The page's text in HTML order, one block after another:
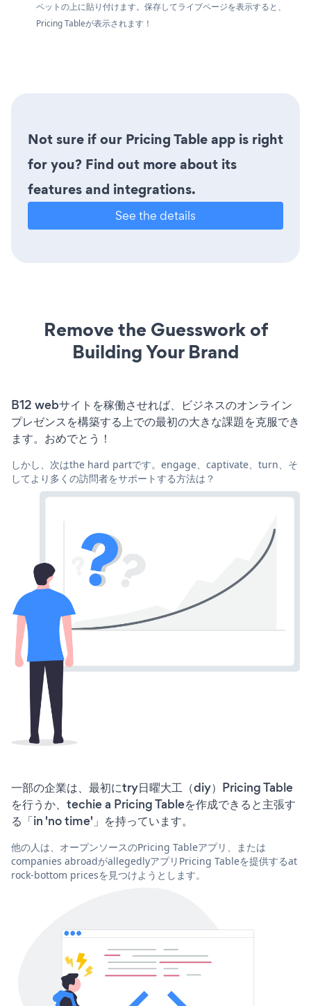
ペットの上に貼り付けます。保存してライブページを表示すると、
Pricing Tableが表示されます！
Not sure if our Pricing Table app is right
for you? Find out more about its
features and integrations.
See the details
Remove the Guesswork of
Building Your Brand
B12 webサイトを稼働させれば、ビジネスのオンライン
プレゼンスを構築する上での最初の大きな課題を克服でき
ます。おめでとう！
しかし、次はthe hard partです。engage、captivate、turn、そ
してより多くの訪問者をサポートする方法は？
一部の企業は、最初にtry日曜大工（diy）Pricing Table
を行うか、techie a Pricing Tableを作成できると主張す
る「in 'no time'」を持っています。
他の人は、オープンソースのPricing Tableアプリ、または
companies abroadがallegedlyアプリPricing Tableを提供するat
rock-bottom pricesを見つけようとします。